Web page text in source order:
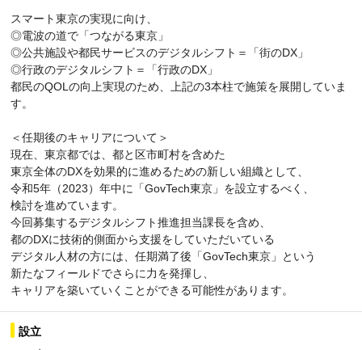
スマート東京の実現に向け、
◎電波の道で「つながる東京」
◎公共施設や都民サービスのデジタルシフト＝「街のDX」
◎行政のデジタルシフト＝「行政のDX」
都民のQOLの向上実現のため、上記の3本柱で施策を展開していま
す。
＜任期後のキャリアについて＞
現在、東京都では、都と区市町村を含めた
東京全体のDXを効果的に進めるための新しい組織として、
令和5年（2023）年中に「GovTech東京」を設立するべく、
検討を進めています。
今回募集するデジタルシフト推進担当課長を含め、
都のDXに技術的側面から支援をしていただいている
デジタル人材の方には、任期満了後「GovTech東京」という
新たなフィールドでさらに力を発揮し、
キャリアを築いていくことができる可能性があります。
設立